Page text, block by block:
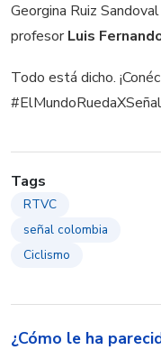
Georgina Ruiz
profesorLuis
Todo está dicho.
Tags
RTVC
señal colombia
Ciclismo
¿Cómo le ha